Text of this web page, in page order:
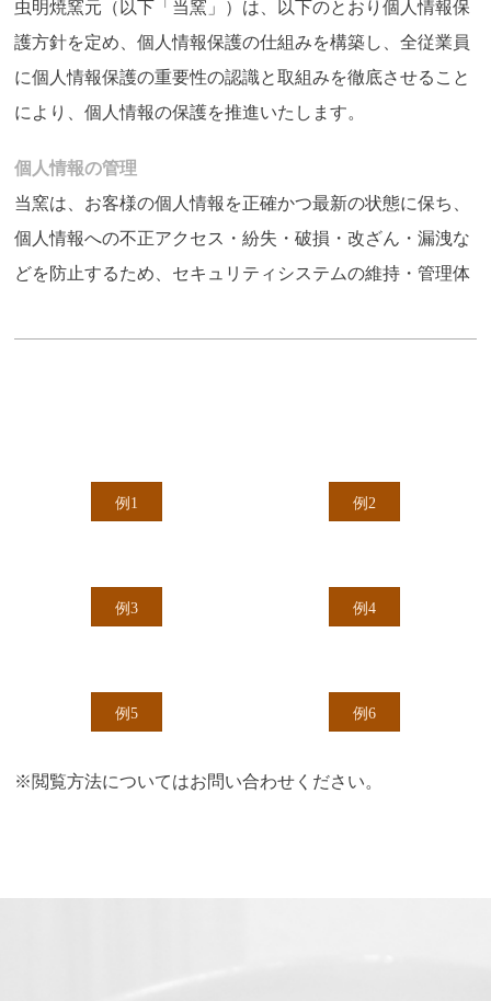
虫明焼窯元（以下「当窯」）は、以下のとおり個人情報保
護方針を定め、個人情報保護の仕組みを構築し、全従業員
に個人情報保護の重要性の認識と取組みを徹底させること
により、個人情報の保護を推進いたします。
個人情報の管理
当窯は、お客様の個人情報を正確かつ最新の状態に保ち、
個人情報への不正アクセス・紛失・破損・改ざん・漏洩な
どを防止するため、セキュリティシステムの維持・管理体
策を実施し個人情報の厳重な管理を行います。
資料のご送付に利用いたします。
し、次のいずれかに該当する場合を除き、個人情報を第三
・お客様が希望されるサービスを行なうために弊社が業務
を委託する業者に対して開示する場合
当窯は、個人情報の正確性及び安全性確保のために、セキ
例1 例2
例3 例4
例5 例6
※閲覧方法についてはお問い合わせください。